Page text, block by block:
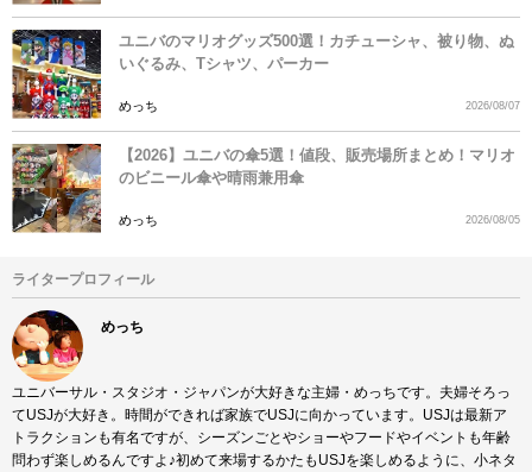
ユニバのマリオグッズ500選！カチューシャ、被り物、ぬ
いぐるみ、Tシャツ、パーカー
めっち 2026/08/07
【2026】ユニバの傘5選！値段、販売場所まとめ！マリオ
のビニール傘や晴雨兼用傘
めっち 2026/08/05
ライタープロフィール
めっち
ユニバーサル・スタジオ・ジャパンが大好きな主婦・めっちです。夫婦そろっ
てUSJが大好き。時間ができれば家族でUSJに向かっています。USJは最新ア
トラクションも有名ですが、シーズンごとやショーやフードやイベントも年齢
問わず楽しめるんですよ♪初めて来場するかたもUSJを楽しめるように、小ネタ